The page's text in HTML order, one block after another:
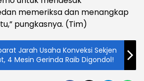
memeriksa dan menangkap
pungkasnya. (Tim)
Jarah Usaha Konveksi Sekjen
4 Mesin Gerinda Raib Digondol!